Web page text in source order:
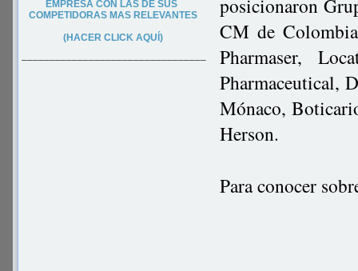
EMPRESA CON LAS DE SUS
COMPETIDORAS MAS RELEVANTES
(HACER CLICK AQUÍ)
–––––––––––––––––––––––––––––––––
posicionaron
CM de
Pharmaser,
Pharmaceutical,
Mónaco,
Herson.
Para conocer